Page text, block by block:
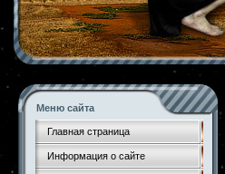
Меню сайта
Главная страница
Информация о сайте